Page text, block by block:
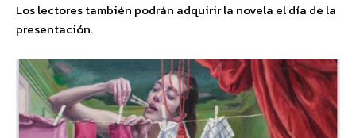
Los lectores también podrán adquirir la novela el día de la
presentación.